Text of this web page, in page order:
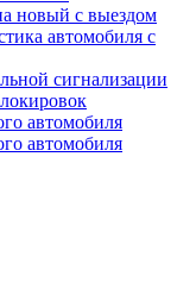
новый с выездом
автомобиля с
сигнализации
автомобиля
автомобиля